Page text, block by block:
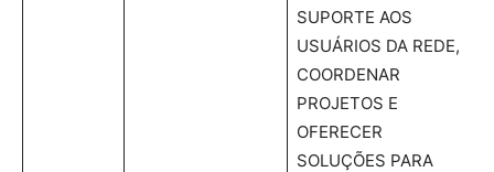
SUPORTE AOS
USUÁRIOS DA REDE,
COORDENAR
PROJETOS E
OFERECER
SOLUÇÕES PARA